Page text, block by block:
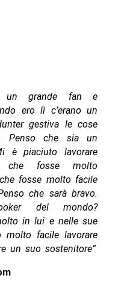
un grande fan e
ero lì c’erano un
gestiva le cose
Penso che sia un
è piaciuto lavorare
fosse molto
fosse molto facile
che sarà bravo.
del mondo?
in lui e nelle sue
molto facile lavorare
un suo sostenitore”